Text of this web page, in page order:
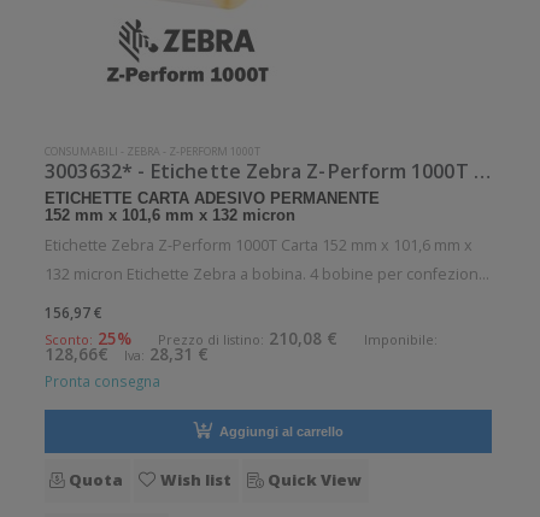
CONSUMABILI - ZEBRA - Z-PERFORM 1000T
3003632* - Etichette Zebra Z-Perform 1000T Carta
ETICHETTE CARTA ADESIVO PERMANENTE
152 mm x 101,6 mm x 132 micron
Etichette Zebra Z-Perform 1000T Carta 152 mm x 101,6 mm x
132 micron Etichette Zebra a bobina. 4 bobine per confezione.
1600 etichette per bobina. Etichette in carta con adesivo
permanente. Diametro interno: 76 mm. Diametro esterno: 200
mm. Tipo: S
156,97 €
Sconto: 25% Prezzo di listino: 210,08 € Imponibile:
128,66€ Iva: 28,31 €
Pronta consegna
Aggiungi al carrello
Quota Wish list Quick View